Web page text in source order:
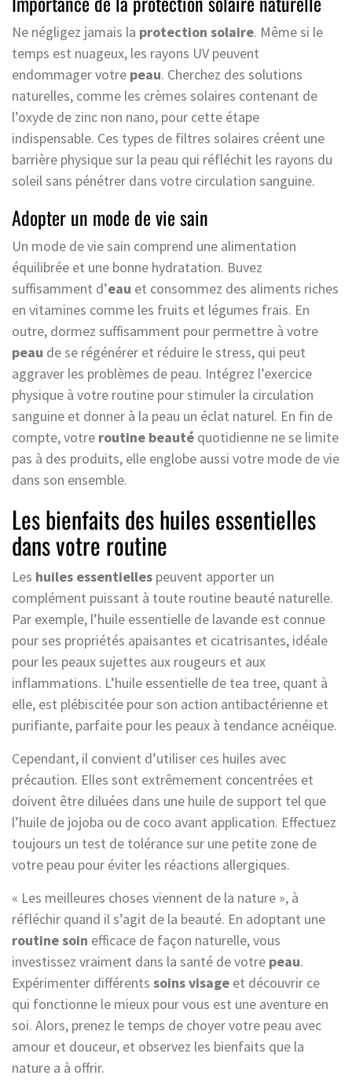
Ne négligez jamais la protection solaire. Même si le
temps est nuageux, les rayons UV peuvent
endommager votre peau. Cherchez des solutions
naturelles, comme les crèmes solaires contenant de
l’oxyde de zinc non nano, pour cette étape
indispensable. Ces types de filtres solaires créent une
barrière physique sur la peau qui réfléchit les rayons du
soleil sans pénétrer dans votre circulation sanguine.
Adopter un mode de vie sain
Un mode de vie sain comprend une alimentation
équilibrée et une bonne hydratation. Buvez
suffisamment d’eau et consommez des aliments riches
en vitamines comme les fruits et légumes frais. En
outre, dormez suffisamment pour permettre à votre
peau de se régénérer et réduire le stress, qui peut
aggraver les problèmes de peau. Intégrez l’exercice
physique à votre routine pour stimuler la circulation
sanguine et donner à la peau un éclat naturel. En fin de
compte, votre routine beauté quotidienne ne se limite
pas à des produits, elle englobe aussi votre mode de vie
dans son ensemble.
Les bienfaits des huiles essentielles
dans votre routine
Les huiles essentielles peuvent apporter un
complément puissant à toute routine beauté naturelle.
Par exemple, l’huile essentielle de lavande est connue
pour ses propriétés apaisantes et cicatrisantes, idéale
pour les peaux sujettes aux rougeurs et aux
inflammations. L’huile essentielle de tea tree, quant à
elle, est plébiscitée pour son action antibactérienne et
purifiante, parfaite pour les peaux à tendance acnéique.
Cependant, il convient d’utiliser ces huiles avec
précaution. Elles sont extrêmement concentrées et
doivent être diluées dans une huile de support tel que
l’huile de jojoba ou de coco avant application. Effectuez
toujours un test de tolérance sur une petite zone de
votre peau pour éviter les réactions allergiques.
« Les meilleures choses viennent de la nature », à
réfléchir quand il s’agit de la beauté. En adoptant une
routine soin efficace de façon naturelle, vous
investissez vraiment dans la santé de votre peau.
Expérimenter différents soins visage et découvrir ce
qui fonctionne le mieux pour vous est une aventure en
soi. Alors, prenez le temps de choyer votre peau avec
amour et douceur, et observez les bienfaits que la
nature a à offrir.